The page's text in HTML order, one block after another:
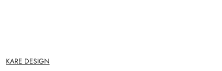
NAZWA
PRODUCENTA:
KARE DESIGN